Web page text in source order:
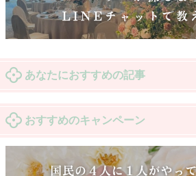
あなたにおすすめの記事
おすすめのキャンペーン